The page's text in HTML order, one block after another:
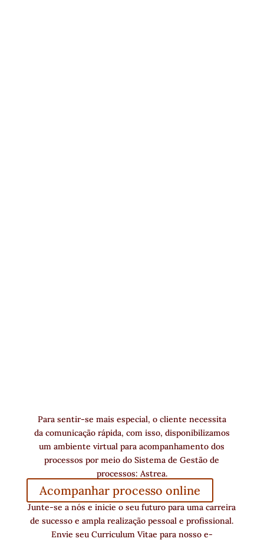
Para sentir-se mais especial, o cliente necessita
da comunicação rápida, com isso, disponibilizamos
um ambiente virtual para acompanhamento dos
processos por meio do Sistema de Gestão de
processos: Astrea.
Acompanhar processo online
Junte-se a nós e inicie o seu futuro para uma carreira
de sucesso e ampla realização pessoal e profissional.
Envie seu Curriculum Vitae para nosso e-